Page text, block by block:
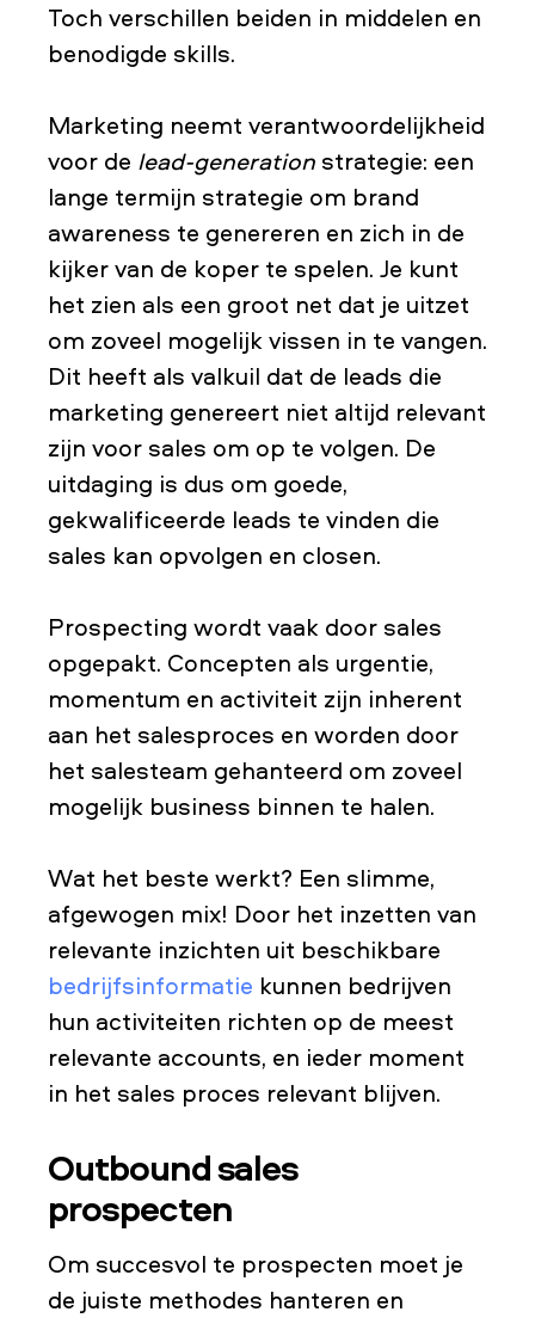
Toch verschillen beiden in middelen en
benodigde skills.
Marketing neemt verantwoordelijkheid
voor de lead-generation strategie: een
lange termijn strategie om brand
awareness te genereren en zich in de
kijker van de koper te spelen. Je kunt
het zien als een groot net dat je uitzet
om zoveel mogelijk vissen in te vangen.
Dit heeft als valkuil dat de leads die
marketing genereert niet altijd relevant
zijn voor sales om op te volgen. De
uitdaging is dus om goede,
gekwalificeerde leads te vinden die
sales kan opvolgen en closen.
Prospecting wordt vaak door sales
opgepakt. Concepten als urgentie,
momentum en activiteit zijn inherent
aan het salesproces en worden door
het salesteam gehanteerd om zoveel
mogelijk business binnen te halen.
Wat het beste werkt? Een slimme,
afgewogen mix! Door het inzetten van
relevante inzichten uit beschikbare
bedrijfsinformatie kunnen bedrijven
hun activiteiten richten op de meest
relevante accounts, en ieder moment
in het sales proces relevant blijven.
Outbound sales
prospecten
Om succesvol te prospecten moet je
de juiste methodes hanteren en